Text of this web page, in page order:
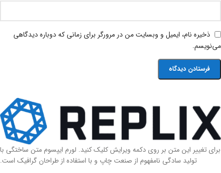
ذخیره نام، ایمیل و وبسایت من در مرورگر برای زمانی که دوباره دیدگاهی
می‌نویسم.
برای تغییر این متن بر روی دکمه ویرایش کلیک کنید. لورم ایپسوم متن ساختگی با
تولید سادگی نامفهوم از صنعت چاپ و با استفاده از طراحان گرافیک است.